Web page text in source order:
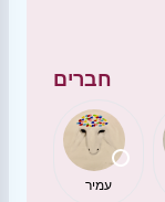
חברים
עמיר